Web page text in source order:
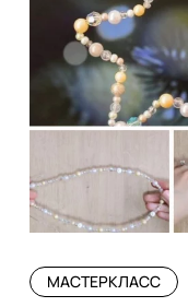
МАСТЕРКЛАСС